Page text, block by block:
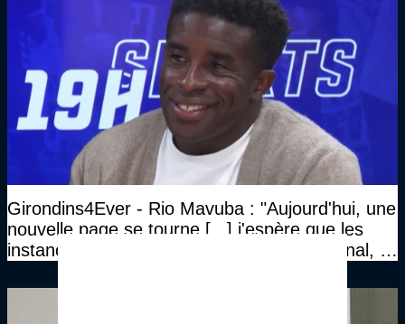
Girondins4Ever - Rio Mavuba : "Aujourd'hui, une
nouvelle page se tourne [...] j'espère que les
instances vont valider le maintien en National, et
haut niveau"